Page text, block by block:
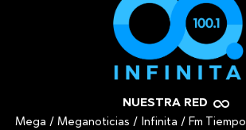
NUESTRA RED
Mega / Meganoticias / Infinita / Fm Tiempo